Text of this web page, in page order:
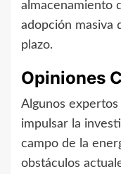
almacenamiento
adopción masiva
plazo.
Opiniones
Algunos
impulsar la
campo de la
obstáculos